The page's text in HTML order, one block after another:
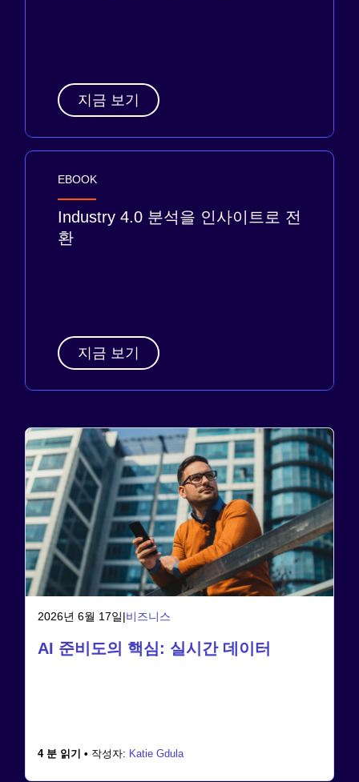
지금 보기
EBOOK
Industry 4.0 분석을 인사이트로 전
환
지금 보기
2026년 6월 17일|비즈니스
AI 준비도의 핵심: 실시간 데이터
4 분 읽기 • 작성자: Katie Gdula